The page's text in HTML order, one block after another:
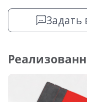
Задать